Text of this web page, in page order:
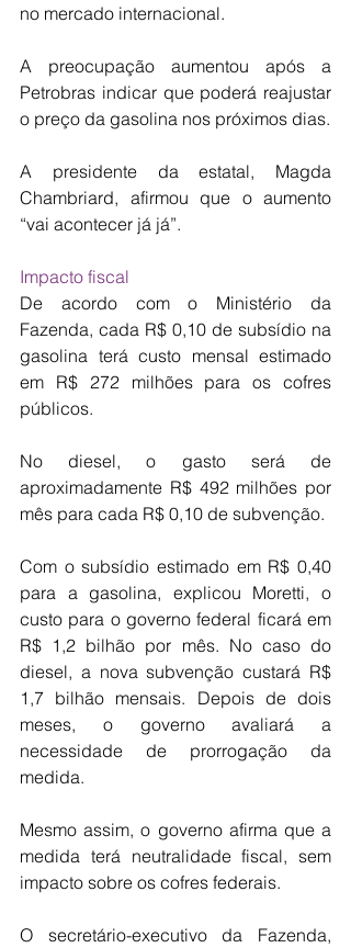
no mercado internacional.
A preocupação aumentou após a
Petrobras indicar que poderá reajustar
o preço da gasolina nos próximos dias.
A presidente da estatal, Magda
Chambriard, afirmou que o aumento
“vai acontecer já já”.
Impacto fiscal
De acordo com o Ministério da
Fazenda, cada R$ 0,10 de subsídio na
gasolina terá custo mensal estimado
em R$ 272 milhões para os cofres
públicos.
No diesel, o gasto será de
aproximadamente R$ 492 milhões por
mês para cada R$ 0,10 de subvenção.
Com o subsídio estimado em R$ 0,40
para a gasolina, explicou Moretti, o
custo para o governo federal ficará em
R$ 1,2 bilhão por mês. No caso do
diesel, a nova subvenção custará R$
1,7 bilhão mensais. Depois de dois
meses, o governo avaliará a
necessidade de prorrogação da
medida.
Mesmo assim, o governo afirma que a
medida terá neutralidade fiscal, sem
impacto sobre os cofres federais.
O secretário-executivo da Fazenda,